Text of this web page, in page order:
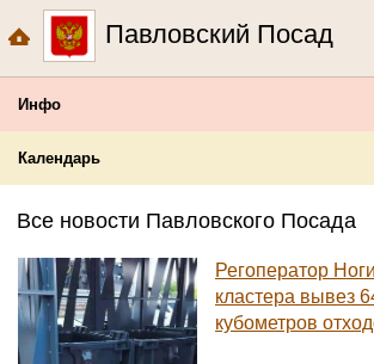
Павловский Посад
Инфо
Календарь
Все новости Павловского Посада
Регоператор
кластера вывез
кубометров